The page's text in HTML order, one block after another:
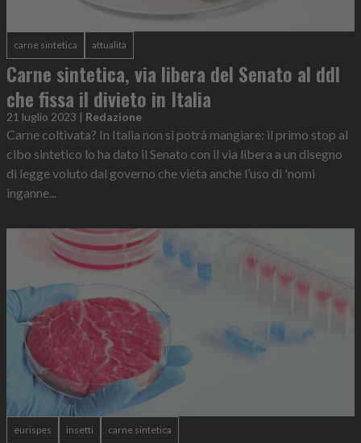
carne sintetica attualità
Carne sintetica, via libera del Senato al ddl
che fissa il divieto in Italia
21 luglio 2023 | Redazione
Carne coltivata? In Italia non si potrà mangiare: il primo stop al
cibo sintetico lo ha dato il Senato con il via libera a un disegno
di legge voluto dal governo che vieta anche l’uso di 'nomi
inganne...
eurispes insetti carne sintetica